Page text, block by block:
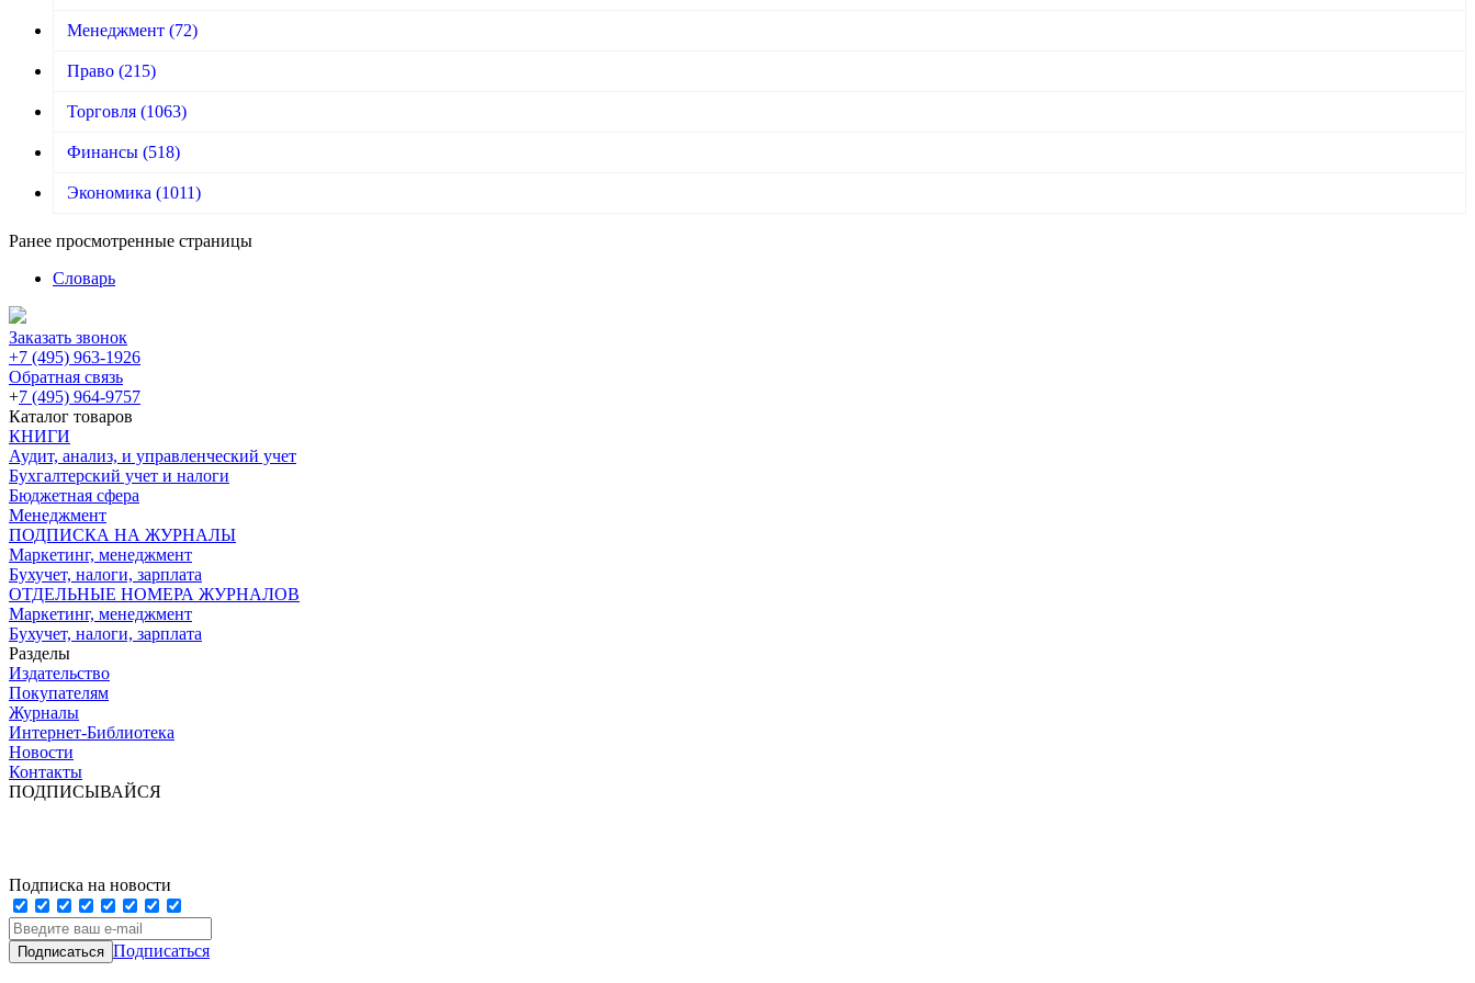
Менеджмент (72)
Право (215)
Торговля (1063)
Финансы (518)
Экономика (1011)
Ранее просмотренные страницы
Словарь
Заказать звонок
+7 (495) 963-1926
Обратная связь
+7 (495) 964-9757
Каталог товаров
КНИГИ
Аудит, анализ, и управленческий учет
Бухгалтерский учет и налоги
Бюджетная сфера
Менеджмент
ПОДПИСКА НА ЖУРНАЛЫ
Маркетинг, менеджмент
Бухучет, налоги, зарплата
ОТДЕЛЬНЫЕ НОМЕРА ЖУРНАЛОВ
Маркетинг, менеджмент
Бухучет, налоги, зарплата
Разделы
Издательство
Покупателям
Журналы
Интернет-Библиотека
Новости
Контакты
ПОДПИСЫВАЙСЯ
Подписка на новости
Подписаться